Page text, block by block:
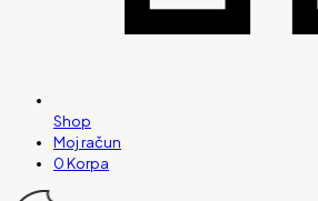
Shop
Moj račun
0Korpa